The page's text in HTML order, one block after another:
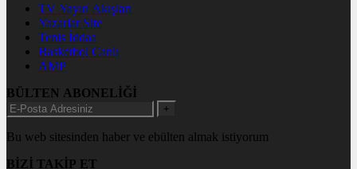
TV Yayın Akışları
Yazarlar Site
Tenis İddaa
Basketbol Canlı
AMP
BÜLTEN ABONELİĞİ
+
Bu web sitesinden haber ve ebülten almak istiyorum
BİZİ TAKİP ET